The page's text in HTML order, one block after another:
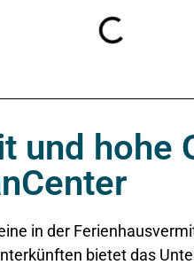
und hohe
in der
bietet das